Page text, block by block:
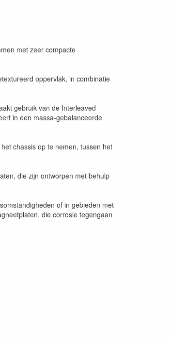
met zeer compacte
oppervlak, in combinatie
gebruik van de Interleaved
in een massa-gebalanceerde
chassis op te nemen, tussen het
die zijn ontworpen met behulp
of in gebieden met
die corrosie tegengaan